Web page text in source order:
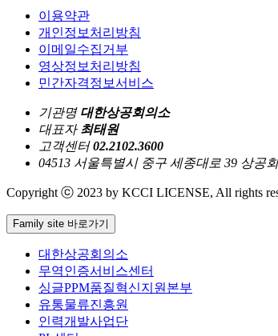
이용약관
개인정보처리방침
이메일수집거부
영상정보처리방침
민간자격정보서비스
기관명 대한상공회의소
대표자 최태원
고객센터 02.2102.3600
04513 서울특별시 중구 세종대로 39 상공
Copyright ⓒ 2023 by KCCI LICENSE, All rights
Family site 바로가기
대한상공회의소
무역인증서비스센터
싱글PPM품질혁신지원본부
유통물류진흥원
인력개발사업단